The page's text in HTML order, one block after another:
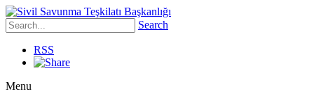
Search
RSS
Menu